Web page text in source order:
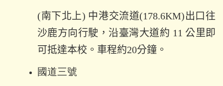
(南下北上) 中港交流道(178.6KM)出口往
沙鹿方向行駛，沿臺灣大道約 11 公里即
可抵達本校。車程約20分鐘。
國道三號